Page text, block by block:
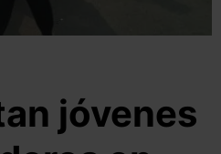
jóvenes